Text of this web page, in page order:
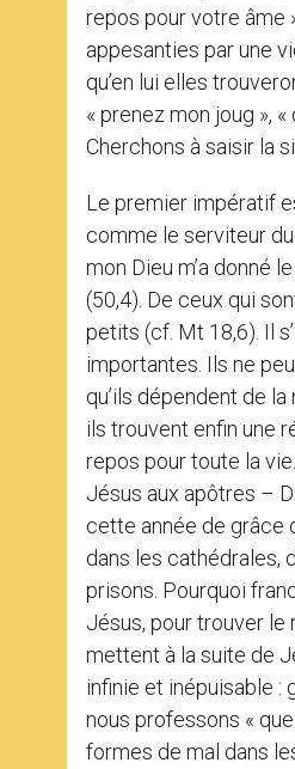
repos pour votre âme
appesanties par une
qu’en lui elles
« prenez mon joug »,
Cherchons à saisir la
Le premier impératif
comme le serviteur
mon Dieu m’a donné
(50,4). De ceux qui
petits (cf. Mt 18,6). Il
importantes. Ils ne
qu’ils dépendent de
ils trouvent enfin une
repos pour toute la
Jésus aux apôtres –
cette année de grâce
dans les cathédrales,
prisons. Pourquoi
Jésus, pour trouver le
mettent à la suite de
infinie et inépuisable :
nous professons «
formes de mal dans